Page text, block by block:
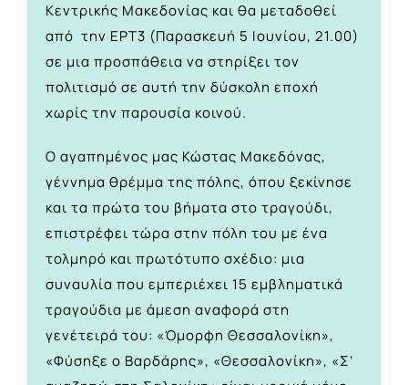
Κεντρικής Μακεδονίας και θα μεταδοθεί
από την ΕΡΤ3 (Παρασκευή 5 Ιουνίου, 21.00)
σε μια προσπάθεια να στηρίξει τον
πολιτισμό σε αυτή την δύσκολη εποχή
χωρίς την παρουσία κοινού.
Ο αγαπημένος μας Κώστας Μακεδόνας,
γέννημα θρέμμα της πόλης, όπου ξεκίνησε
και τα πρώτα του βήματα στο τραγούδι,
επιστρέφει τώρα στην πόλη του με ένα
τολμηρό και πρωτότυπο σχέδιο: μια
συναυλία που εμπεριέχει 15 εμβληματικά
τραγούδια με άμεση αναφορά στη
γενέτειρά του: «Όμορφη Θεσσαλονίκη»,
«Φύσηξε ο Βαρδάρης», «Θεσσαλονίκη», «Σ’